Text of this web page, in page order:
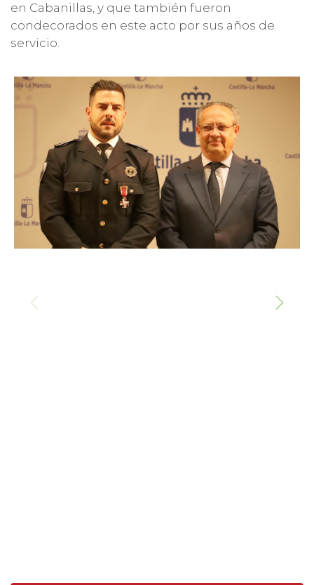
en Cabanillas, y que también fueron
condecorados en este acto por sus años de
servicio.